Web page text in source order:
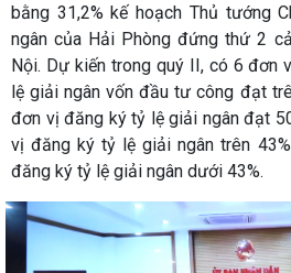
bằng 31,2% kế hoạch Thủ tướng
ngân của Hải Phòng đứng thứ 2
Nội. Dự kiến trong quý II, có 6 đơn
lệ giải ngân vốn đầu tư công đạt
đơn vị đăng ký tỷ lệ giải ngân đạt
vị đăng ký tỷ lệ giải ngân trên
đăng ký tỷ lệ giải ngân dưới 43%.